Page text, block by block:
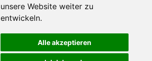
unsere Website weiter zu
entwickeln.
Alle akzeptieren
für Verbraucher
Akustiker und andere